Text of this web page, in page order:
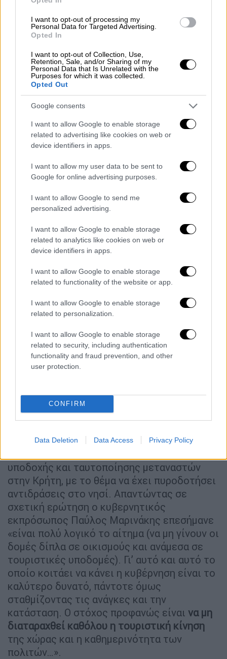
I want to opt-out of processing my
Personal Data for Targeted Advertising.
Opted In
I want to opt-out of Collection, Use,
Retention, Sale, and/or Sharing of my
Personal Data that Is Unrelated with the
Purposes for which it was collected.
Opted Out
Google consents
I want to allow Google to enable storage
related to advertising like cookies on web or
device identifiers in apps.
I want to allow my user data to be sent to
Google for online advertising purposes.
I want to allow Google to send me
personalized advertising.
I want to allow Google to enable storage
related to analytics like cookies on web or
device identifiers in apps.
I want to allow Google to enable storage
related to functionality of the website or app.
I want to allow Google to enable storage
related to personalization.
I want to allow Google to enable storage
related to security, including authentication
functionality and fraud prevention, and other
user protection.
CONFIRM
Data Deletion Data Access Privacy Policy
Τα νέα μέτρα για το μεταναστευτικό
Η πρώτη κίνηση που έγινε από την
κυβέρνηση είναι η αναστολή της υποβολής
αιτήσεων χορήγησης ασύλουγια τρεις μήνες
από άτομα που εισέρχονται στη χώρα
παράνομα με οποιοδήποτε πλωτό μέσο από
τη Βόρεια Αφρική. Το θέμα πυροδότησε
πολιτικές κόντρες στην Βουλή με την
τροπολογία να καταψηφίζουν ΣΥΡΙΖΑ, ΚΚΕ,
Νέα Αριστερά και Πλεύση Ελευθερίας και
παρών να δηλώνουν το ΠΑΣΟΚ και το κόμμα
Ταυτόχρονα δρομολογούνται κινήσεις σε
διαφορετικά επίπεδα και όπως επεσήμανε ο
υπουργός Μετανάστευσης και ΑσύλουΘάνος
Πλεύρης«από εδώ και πέρα η Ελλάδα θα
επιδομάτων». Σημείωσε επίσης πως
«εκείνοι που δεν δικαιούνται άσυλο πλέον
θα τίθενται σε κράτηση.Προωθούμε
συμφωνίες επιστροφής με χώρες
προέλευσης με έμφαση σε οικειοθελείς
επιστροφές». Όπως είπε «αλλάζουμε τη
νομοθεσία: η παραμονή στη χώρα μετά την
απόρριψη ασύλου πλέον συνιστά
ποινή φυλάκισης έως 5 έτη χωρίς αναστολή
με μόνη εναλλακτική την επιστροφή στη
χώρα προέλευσης. Το νέο πλαίσιο εισάγεται
υποδοχής και ταυτοποίησης μεταναστών
στην Κρήτη, με το θέμα να έχει πυροδοτήσει
αντιδράσεις στο νησί. Απαντώντας σε
σχετική ερώτηση ο κυβερνητικός
εκπρόσωπος Παύλος Μαρινάκης επεσήμανε
«είναι πολύ λογικό το αίτημα (να μη γίνουν οι
δομές δίπλα σε οικισμούς και ανάμεσα σε
τουριστικές υποδομές). Γι’ αυτό και αυτό το
οποίο κοιτάει να κάνει η κυβέρνηση είναι το
καλύτερο δυνατό, πάντοτε όμως
σταθμίζοντας τις ανάγκες και την
κατάσταση. Ο στόχος προφανώς είναι να μη
διαταραχθεί καθόλου η τουριστική κίνηση
της χώρας και η καθημερινότητα των
πολιτών…».